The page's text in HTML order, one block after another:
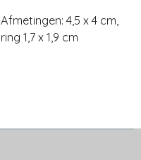
Afmetingen: 4,5 x 4 cm,
ring 1,7 x 1,9 cm